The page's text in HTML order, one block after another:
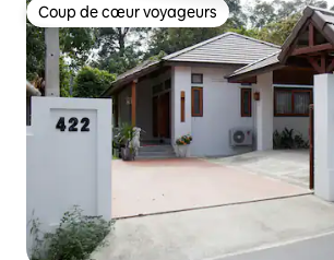
Coup de cœur voyageurs
Coup de cœur voyageurs